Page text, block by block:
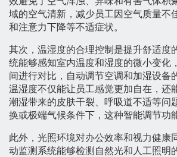
域的空气清新，减少员工因空气质量不
和注意力下降等不适症状。
其次，温湿度的合理控制是提升舒适度
统能够感知室内温度和湿度的微小变化
间进行对比，自动调节空调和加湿设备
温湿度不仅能让员工感觉更加自在，还
潮湿带来的皮肤干裂、呼吸道不适等问
换或极端气候条件下，这种智能调节功
此外，光照环境对办公效率和视力健康
动监测系统能够检测自然光和人工照明